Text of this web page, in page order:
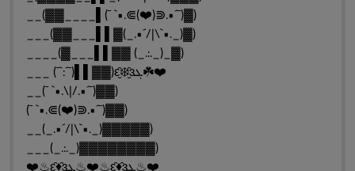
__(▓▓____▌(¯ `•.⋐(❤️)⋑.•´¯)▓)
___(▓▓___▌▌▓(_.•´/|\`•._)▓)
____(▓___▌▌▓▓ (_.:._)_▓)
___ (¯`:´¯)▌▌▓▓)ԑ̮̑❄️̮̑ɜܓ☘️❤️
__(¯ `•.\|/.•´¯)▓▓)
(¯ `•.⋐(❤️)⋑.•´¯)▓▓)
__(_.•´/|\`•._)▓▓▓▓▓)
___(_.:._)▓▓▓▓▓▓▓▓)
❤️♨ԑ̮̑♦̮̑ɜܓ♨❤️♨ԑ̮̑♦̮̑ɜܓ♨❤️